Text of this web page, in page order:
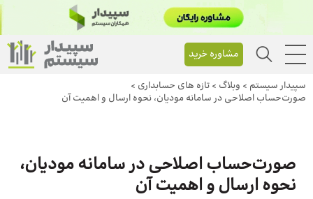
مشاوره خرید
سپیدار سیستم > وبلاگ > تازه های حسابداری >
صورت‌حساب اصلاحی در سامانه مودیان، نحوه ارسال و اهمیت آن
صورت‌حساب اصلاحی در سامانه مودیان،
نحوه ارسال و اهمیت آن